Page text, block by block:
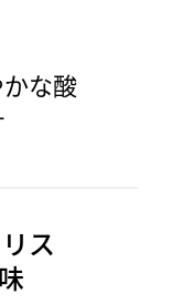
な酸
ス